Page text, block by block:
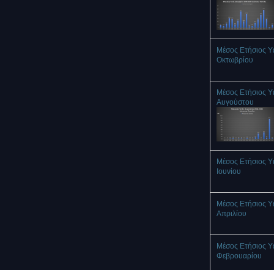
Μέσος Ετήσιος
Οκτωβρίου
Μέσος Ετήσιος
Αυγούστου
Μέσος Ετήσιος
Ιουνίου
Μέσος Ετήσιος
Απριλίου
Μέσος Ετήσιος
Φεβρουαρίου